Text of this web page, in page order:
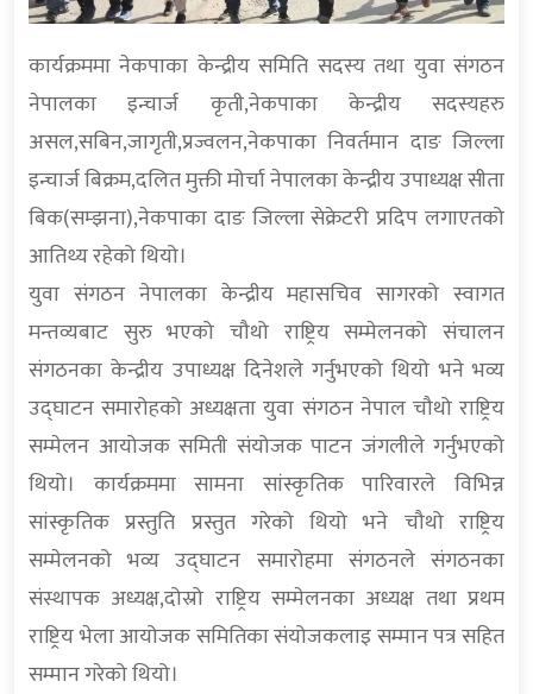
कार्यक्रममा नेकपाका केन्द्रीय समिति सदस्य तथा युवा संगठन
नेपालका इन्चार्ज कृती,नेकपाका केन्द्रीय सदस्यहरु
असल,सबिन,जागृती,प्रज्वलन,नेकपाका निवर्तमान दाङ जिल्ला
इन्चार्ज बिक्रम,दलित मुक्ती मोर्चा नेपालका केन्द्रीय उपाध्यक्ष सीता
बिक(सम्झना),नेकपाका दाङ जिल्ला सेक्रेटरी प्रदिप लगाएतको
आतिथ्य रहेको थियो।
युवा संगठन नेपालका केन्द्रीय महासचिव सागरको स्वागत
मन्तव्यबाट सुरु भएको चौथो राष्ट्रिय सम्मेलनको संचालन
संगठनका केन्द्रीय उपाध्यक्ष दिनेशले गर्नुभएको थियो भने भव्य
उद्घाटन समारोहको अध्यक्षता युवा संगठन नेपाल चौथो राष्ट्रिय
सम्मेलन आयोजक समिती संयोजक पाटन जंगलीले गर्नुभएको
थियो। कार्यक्रममा सामना सांस्कृतिक पारिवारले विभिन्न
सांस्कृतिक प्रस्तुति प्रस्तुत गरेको थियो भने चौथो राष्ट्रिय
सम्मेलनको भव्य उद्घाटन समारोहमा संगठनले संगठनका
संस्थापक अध्यक्ष,दोस्रो राष्ट्रिय सम्मेलनका अध्यक्ष तथा प्रथम
राष्ट्रिय भेला आयोजक समितिका संयोजकलाइ सम्मान पत्र सहित
सम्मान गरेको थियो।